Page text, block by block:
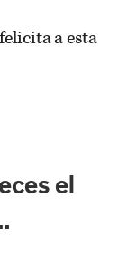
a esta
el